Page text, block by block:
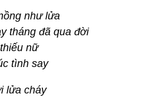
như lửa
tháng đã qua đời
nữ
tình say
lửa cháy